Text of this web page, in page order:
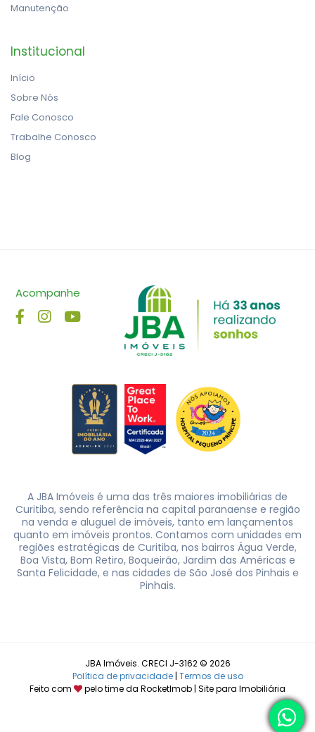
Manutenção
Institucional
Início
Sobre Nós
Fale Conosco
Trabalhe Conosco
Blog
Acompanhe
A JBA Imóveis é uma das três maiores imobiliárias de
Curitiba, sendo referência na capital paranaense e região
na venda e aluguel de imóveis, tanto em lançamentos
quanto em imóveis prontos. Contamos com unidades em
regiões estratégicas de Curitiba, nos bairros Água Verde,
Boa Vista, Bom Retiro, Boqueirão, Jardim das Américas e
Santa Felicidade, e nas cidades de São José dos Pinhais e
Pinhais.
JBA Imóveis. CRECI J-3162 © 2026
Política de privacidade| Termos de uso
Feito com
pelo time da RocketImob | Site para Imobiliária